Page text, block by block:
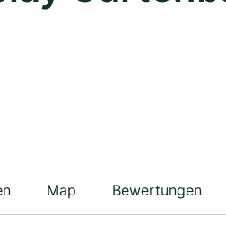
Map Bewertungen